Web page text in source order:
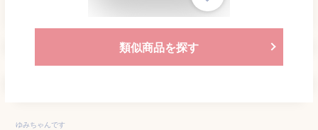
類似商品を探す
ゆみちゃんです